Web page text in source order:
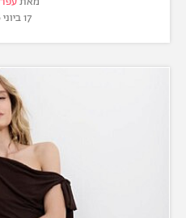
17 ביוני 2026